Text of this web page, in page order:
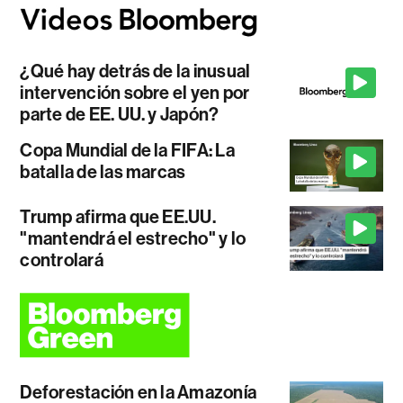
¿Qué hay detrás de la inusual
intervención sobre el yen por
parte de EE. UU. y Japón?
Copa Mundial de la FIFA: La
batalla de las marcas
Trump afirma que EE.UU.
"mantendrá el estrecho" y lo
controlará
Deforestación en la Amazonía